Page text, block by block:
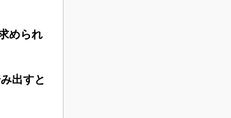
められ
出すと